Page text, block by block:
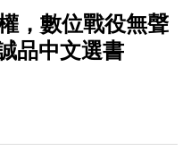
，數位戰役無聲
品中文選書